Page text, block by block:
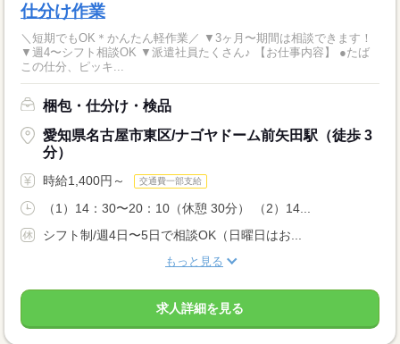
仕分け作業
＼短期でもOK＊かんたん軽作業／ ▼3ヶ月〜期間は相談できます！
▼週4〜シフト相談OK ▼派遣社員たくさん♪ 【お仕事内容】 ●たば
この仕分、ピッキ...
梱包・仕分け・検品
愛知県名古屋市東区/ナゴヤドーム前矢田駅（徒歩 3
分）
時給1,400円～ 交通費一部支給
（1）14：30〜20：10（休憩 30分） （2）14...
シフト制/週4日〜5日で相談OK（日曜日はお...
もっと見る
求人詳細を見る